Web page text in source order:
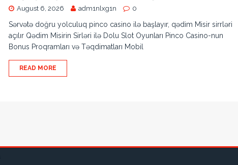
August 6, 2026 adm1nlxg1n 0
Sərvətə doğru yolculuq pinco casino ilə başlayır, qədim Misir sirrləri
açılır Qədim Misirin Sirləri ilə Dolu Slot Oyunları Pinco Casino-nun
Bonus Proqramları və Təqdimatları Mobil
READ MORE